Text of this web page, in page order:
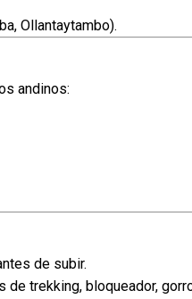
Ollantaytambo).
andinos:
de subir.
de trekking, bloqueador,